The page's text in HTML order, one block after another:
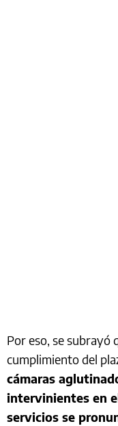
Por eso, se subrayó
cumplimiento del
cámaras
intervinientes en
servicios se